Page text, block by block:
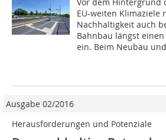
EU-weiten Klimaziele
Nachhaltigkeit auch
Bahnbau längst
ein. Beim Neubau
Ausgabe 02/2016
Herausforderungen und Potenziale